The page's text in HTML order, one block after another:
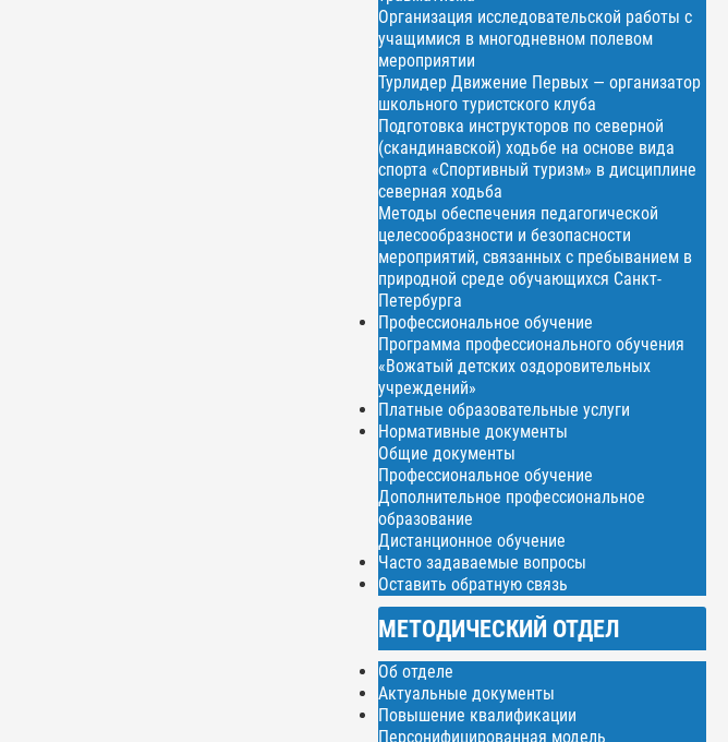
Организация исследовательской работы с
учащимися в многодневном полевом
мероприятии
Турлидер Движение Первых — организатор
школьного туристского клуба
Подготовка инструкторов по северной
(скандинавской) ходьбе на основе вида
спорта «Спортивный туризм» в дисциплине
северная ходьба
Методы обеспечения педагогической
целесообразности и безопасности
мероприятий, связанных с пребыванием в
природной среде обучающихся Санкт-
Петербурга
Профессиональное обучение
Программа профессионального обучения
«Вожатый детских оздоровительных
учреждений»
Платные образовательные услуги
Нормативные документы
Общие документы
Профессиональное обучение
Дополнительное профессиональное
образование
Дистанционное обучение
Часто задаваемые вопросы
Оставить обратную связь
МЕТОДИЧЕСКИЙ ОТДЕЛ
Об отделе
Актуальные документы
Повышение квалификации
Персонифицированная модель